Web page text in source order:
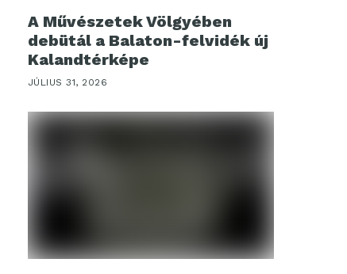
A Művészetek Völgyében
debütál a Balaton-felvidék új
Kalandtérképe
JÚLIUS 31, 2026